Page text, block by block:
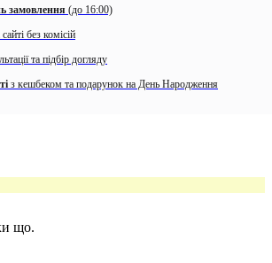
трохи продукту в долонях або на водяній бані
обличчя і / або тіла.
замовлення (до 16:00)
без комісій
та підбір догляду
з кешбеком та подарунок на День Народження
що.